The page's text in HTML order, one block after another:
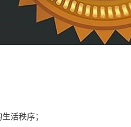
活秩序；